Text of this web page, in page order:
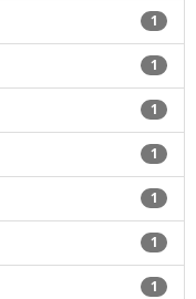
1
1
1
1
1
1
1